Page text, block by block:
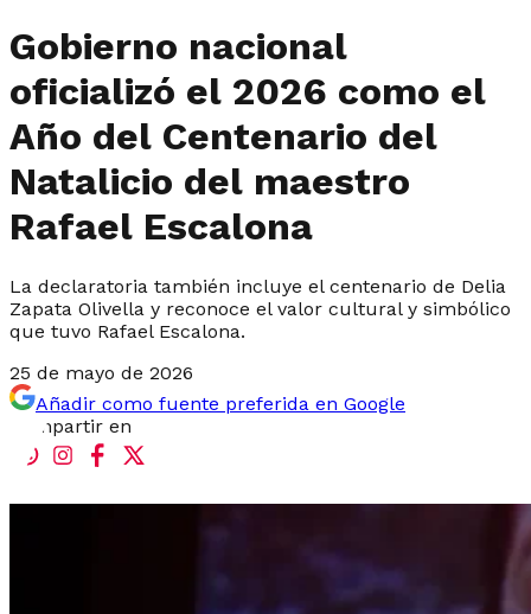
Gobierno nacional
oficializó el 2026 como el
Año del Centenario del
Natalicio del maestro
Rafael Escalona
La declaratoria también incluye el centenario de Delia
Zapata Olivella y reconoce el valor cultural y simbólico
que tuvo Rafael Escalona.
25 de mayo de 2026
Añadir como fuente preferida en Google
Compartir en